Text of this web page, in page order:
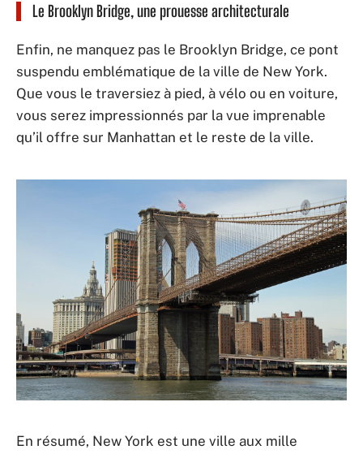
Le Brooklyn Bridge, une prouesse architecturale
Enfin, ne manquez pas le Brooklyn Bridge, ce pont
suspendu emblématique de la ville de New York.
Que vous le traversiez à pied, à vélo ou en voiture,
vous serez impressionnés par la vue imprenable
qu’il offre sur Manhattan et le reste de la ville.
En résumé, New York est une ville aux mille